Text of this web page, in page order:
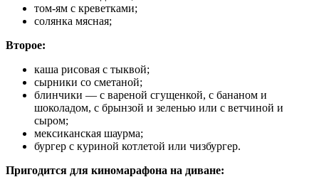
том-ям с креветками;
солянка мясная;
Второе:
каша рисовая с тыквой;
сырники со сметаной;
блинчики — с вареной сгущенкой, с бананом и
шоколадом, с брынзой и зеленью или с ветчиной и
сыром;
мексиканская шаурма;
бургер с куриной котлетой или чизбургер.
Пригодится для киномарафона на диване: